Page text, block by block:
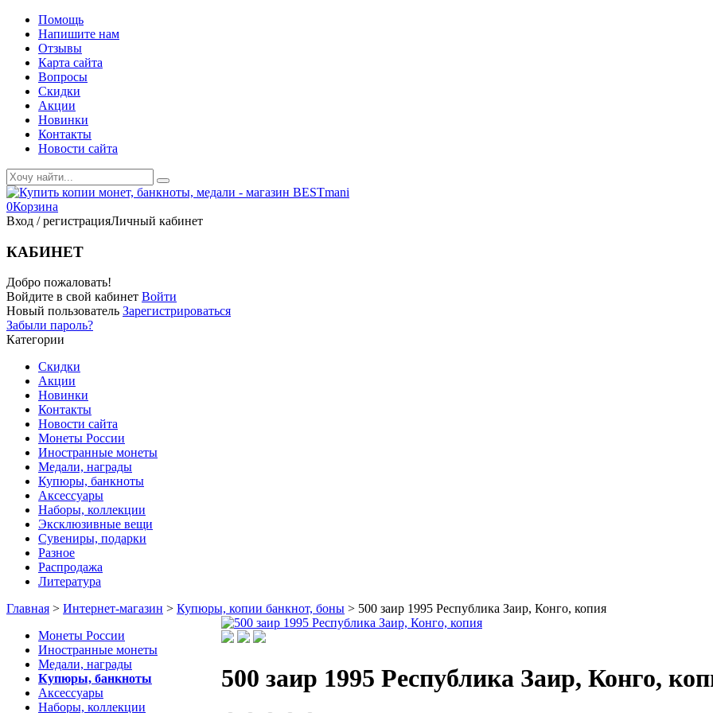
Помощь
Напишите нам
Отзывы
Карта сайта
Вопросы
Скидки
Акции
Новинки
Контакты
Новости сайта
0Корзина
Вход / регистрацияЛичный кабинет
КАБИНЕТ
Добро пожаловать!
Войдите в свой кабинет Войти
Новый пользователь Зарегистрироваться
Забыли пароль?
Категории
Скидки
Акции
Новинки
Контакты
Новости сайта
Монеты России
Иностранные монеты
Медали, награды
Купюры, банкноты
Аксессуары
Наборы, коллекции
Эксклюзивные вещи
Сувениры, подарки
Разное
Распродажа
Литература
Главная > Интернет-магазин > Купюры, копии банкнот, боны > 500 заир 1995 Республика Заир, Конго, копия
500 заир 1995 Республика Заир, Конго,
Монеты России
Иностранные монеты
Медали, награды
Купюры, банкноты
Аксессуары
Наборы, коллекции